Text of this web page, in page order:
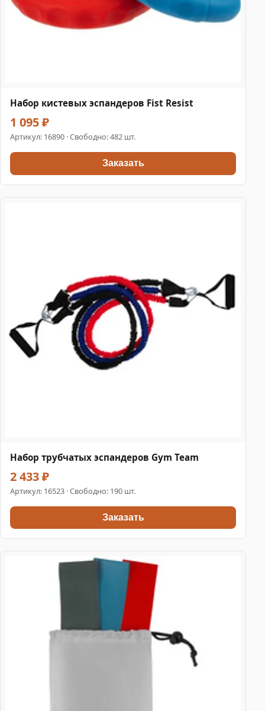
Набор кистевых эспандеров Fist Resist
1 095 ₽
Артикул: 16890 · Свободно: 482 шт.
Заказать
Набор трубчатых эспандеров Gym Team
2 433 ₽
Артикул: 16523 · Свободно: 190 шт.
Заказать